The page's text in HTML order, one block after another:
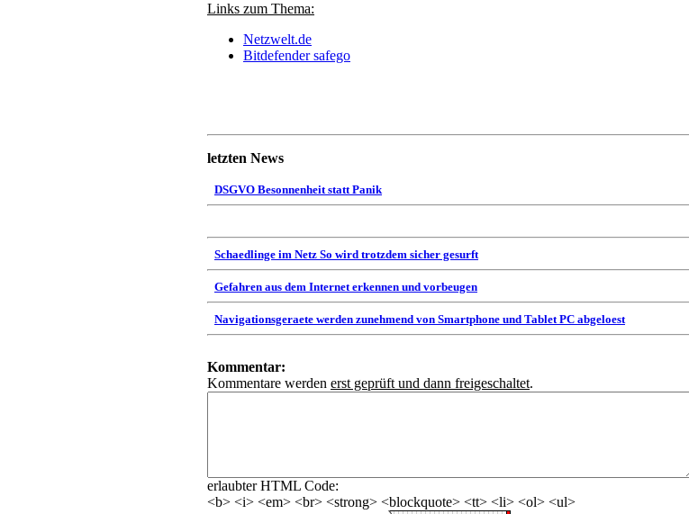
Links zum Thema:
Netzwelt.de
Bitdefender safego
letzten News
DSGVO Besonnenheit statt Panik
Schaedlinge im Netz So wird trotzdem sicher gesurft
Gefahren aus dem Internet erkennen und vorbeugen
Navigationsgeraete werden zunehmend von Smartphone und Tablet PC abgeloest
Kommentar:
Kommentare werden erst geprüft und dann freigeschaltet.
erlaubter HTML Code:
<b> <i> <em> <br> <strong> <blockquote> <tt> <li> <ol> <ul>